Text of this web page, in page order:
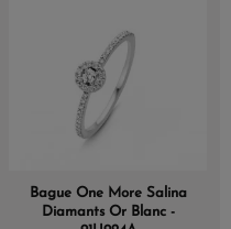
Bague One More Salina
Diamants Or Blanc -